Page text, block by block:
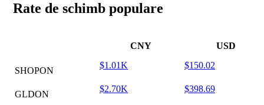
Rate de schimb populare
CNY USD
SHOPON
$1.01K $150.02
GLDON
$2.70K $398.69